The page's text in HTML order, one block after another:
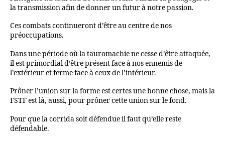
la transmission afin de donner un futur à notre passion.
Ces combats continueront d’être au centre de nos
préoccupations.
Dans une période où la tauromachie ne cesse d’être attaquée,
il est primordial d’être présent face à nos ennemis de
l’extérieur et ferme face à ceux de l’intérieur.
Prôner l’union sur la forme est certes une bonne chose, mais la
FSTF est là, aussi, pour prôner cette union sur le fond.
Pour que la corrida soit défendue il faut qu’elle reste
défendable.